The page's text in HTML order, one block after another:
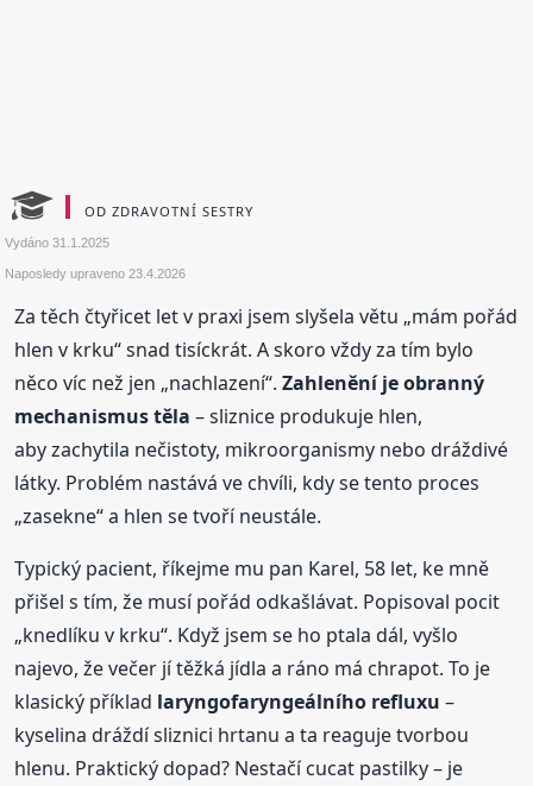
OD ZDRAVOTNÍ SESTRY
Vydáno31.1.2025
Naposledy upraveno23.4.2026
Za těch čtyřicet let v praxi jsem slyšela větu „mám pořád
hlen v krku“ snad tisíckrát. A skoro vždy za tím bylo
něco víc než jen „nachlazení“.Zahlenění je obranný
mechanismus těla – sliznice produkuje hlen,
aby zachytila nečistoty, mikroorganismy nebo dráždivé
látky. Problém nastává ve chvíli, kdy se tento proces
„zasekne“ a hlen se tvoří neustále.
Typický pacient, říkejme mu pan Karel, 58 let, ke mně
přišel s tím, že musí pořád odkašlávat. Popisoval pocit
„knedlíku v krku“. Když jsem se ho ptala dál, vyšlo
najevo, že večer jí těžká jídla a ráno má chrapot. To je
klasický příklad laryngofaryngeálního refluxu –
kyselina dráždí sliznici hrtanu a ta reaguje tvorbou
hlenu. Praktický dopad? Nestačí cucat pastilky – je